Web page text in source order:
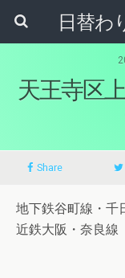
天王寺区
Share
地下鉄谷町線・
近鉄大阪・奈良